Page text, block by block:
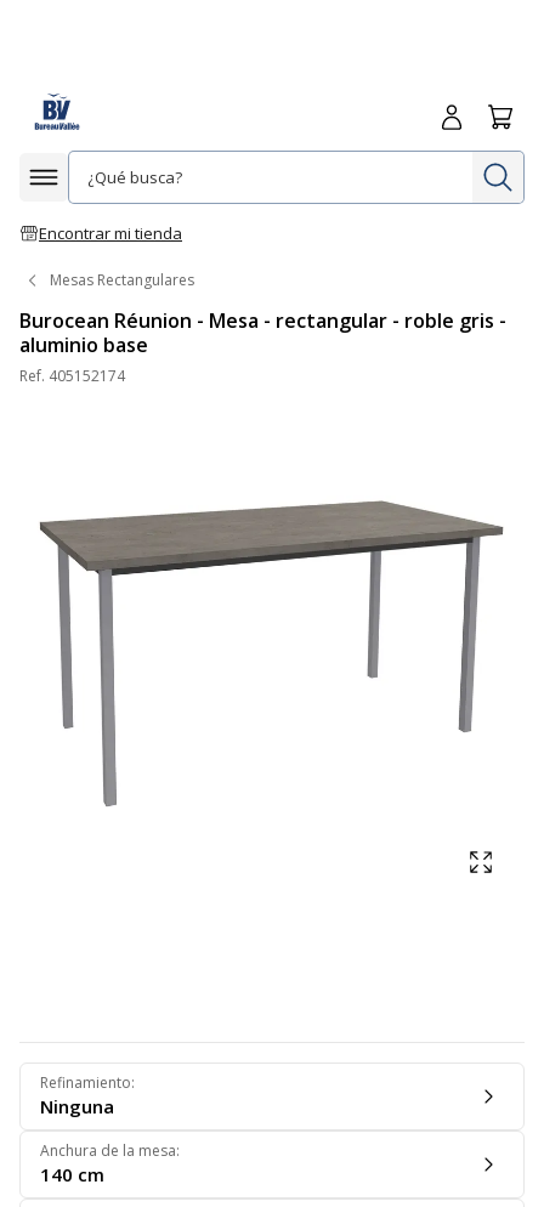
Afficher la navigation
Encontrar mi tienda
Iniciar
Mesas Rectangulares
Burocean Réunion - Mesa - rectangular - roble gris -
aluminio base
Ref. 405152174
Refinamiento:
Ninguna
Anchura de la mesa:
140 cm